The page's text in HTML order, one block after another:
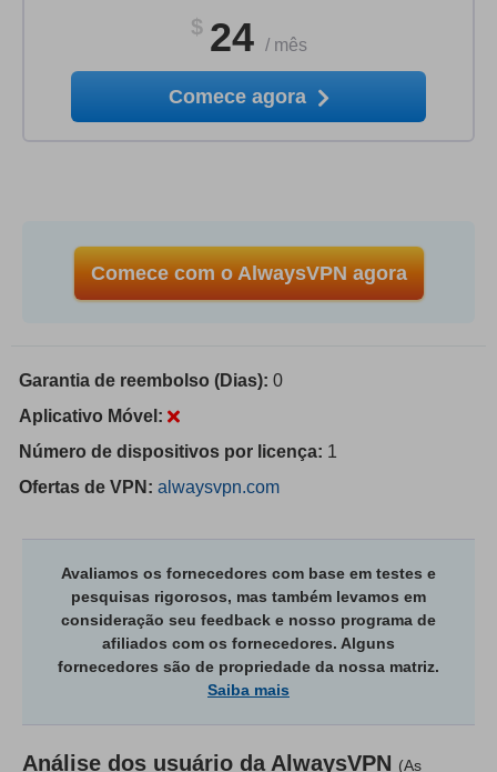
$ 24 / mês
Comece agora
Comece com o AlwaysVPN agora
Garantia de reembolso (Dias): 0
Aplicativo Móvel:
Número de dispositivos por licença: 1
Ofertas de VPN: alwaysvpn.com
Avaliamos os fornecedores com base em testes e
pesquisas rigorosos, mas também levamos em
consideração seu feedback e nosso programa de
afiliados com os fornecedores. Alguns
fornecedores são de propriedade da nossa matriz.
Saiba mais
Análise dos usuário da AlwaysVPN (As